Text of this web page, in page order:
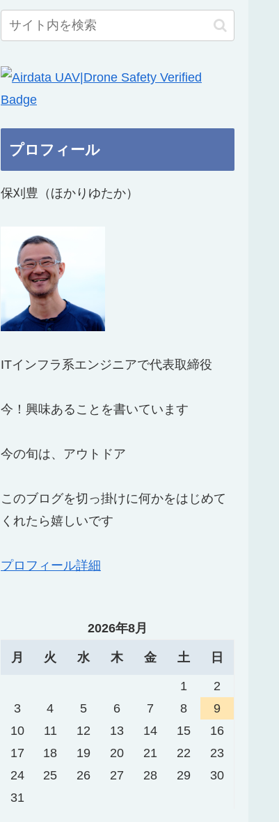
プロフィール
保刈豊（ほかりゆたか）
ITインフラ系エンジニアで代表取締役
今！興味あることを書いています
今の旬は、アウトドア
このブログを切っ掛けに何かをはじめて
くれたら嬉しいです
プロフィール詳細
2026年8月
月 火 水 木 金 土 日
1
2
3
4 5 6 7 8
9
10
11 12 13 14 15
16
17
18 19 20 21 22
23
24
25 26 27 28 29
30
31